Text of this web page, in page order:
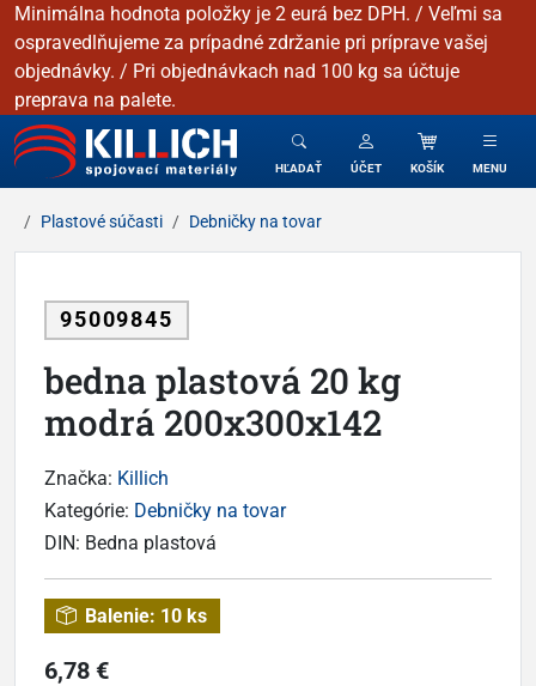
Minimálna hodnota položky je 2 eurá bez DPH. / Veľmi sa
ospravedlňujeme za prípadné zdržanie pri príprave vašej
objednávky. / Pri objednávkach nad 100 kg sa účtuje
preprava na palete.
KILLICH - Spojovacie materiály
HĽADAŤ ÚČET KOŠÍK MENU
Plastové súčasti Debničky na tovar
95009845
bedna plastová 20 kg
modrá 200x300x142
Značka: Killich
Kategórie: Debničky na tovar
DIN: Bedna plastová
Balenie: 10 ks
6,78 €